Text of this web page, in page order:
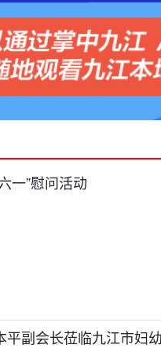
一”慰问活动
平副会长莅临九江市妇